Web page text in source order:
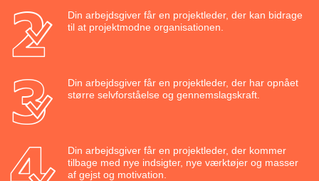
Din arbejdsgiver får en projektleder, der kan bidrage
til at projektmodne organisationen.
Din arbejdsgiver får en projektleder, der har opnået
større selvforståelse og gennemslagskraft.
Din arbejdsgiver får en projektleder, der kommer
tilbage med nye indsigter, nye værktøjer og masser
af gejst og motivation.